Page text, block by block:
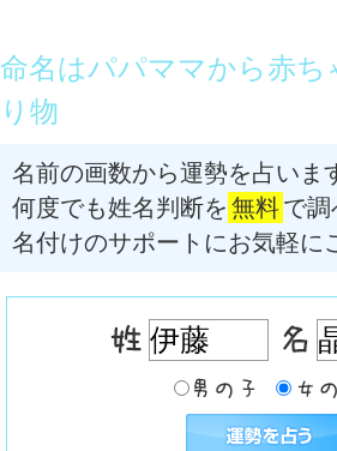
命名はパパママから赤ち
り物
名前の画数から運勢を占いま
何度でも姓名判断を 無料で調
名付けのサポートにお気軽に